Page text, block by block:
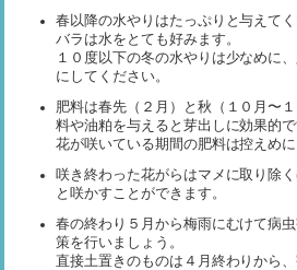
春以降の水やりはたっぷりと与えてく
バラは水をとても好みます。
１０度以下の冬の水やりは少なめに
にしてください。
肥料は春先（２月）と秋（１０月〜
料や油粕を与えると芽出しに効果的で
花が咲いている期間の肥料は控えめに
咲き終わった花がらはマメに取り除
と咲かすことができます。
春の終わり５月から梅雨にむけて病
策を行いましょう。
直接土置きのものは４月終わりから